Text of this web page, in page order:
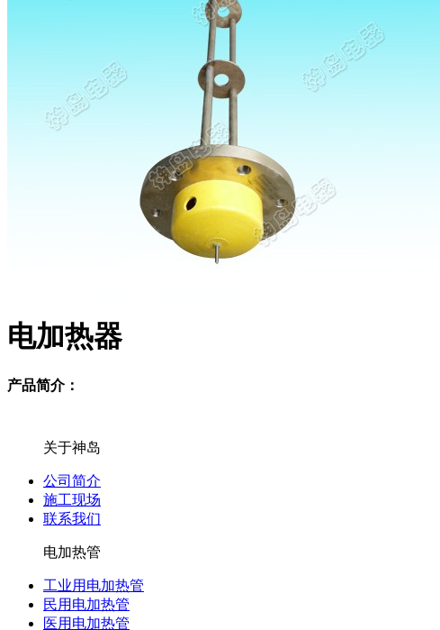
电加热器
产品简介：
关于神岛
公司简介
施工现场
联系我们
电加热管
工业用电加热管
民用电加热管
医用电加热管